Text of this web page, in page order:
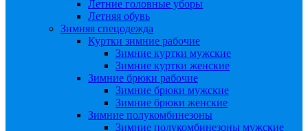
Летние головные уборы
Летняя обувь
Зимняя спецодежда
Куртки зимние рабочие
Зимние куртки мужские
Зимние куртки женские
Зимние брюки рабочие
Зимние брюки мужские
Зимние брюки женские
Зимние полукомбинезоны
Зимние полукомбинезоны мужские